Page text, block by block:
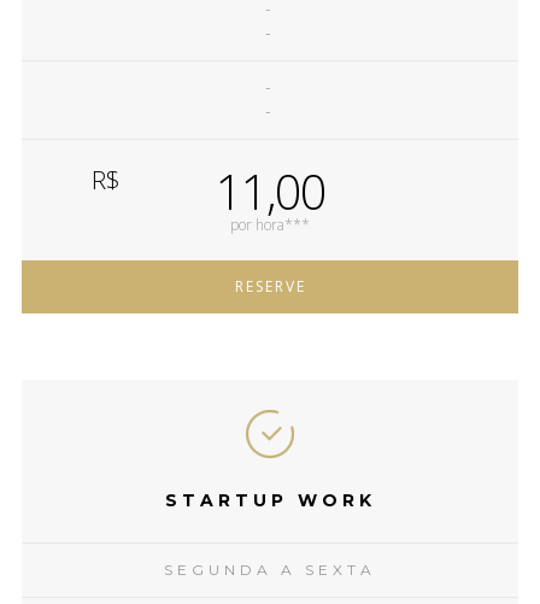
-
-
-
-
R$ 11,00
por hora***
RESERVE
STARTUP WORK
SEGUNDA A SEXTA